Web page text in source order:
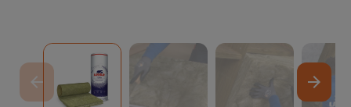
arrow_forward
arrow_back